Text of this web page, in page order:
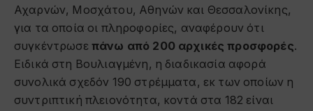
Αχαρνών, Μοσχάτου, Αθηνών και Θεσσαλονίκης,
για τα οποία οι πληροφορίες, αναφέρουν ότι
συγκέντρωσε πάνω από 200 αρχικές προσφορές.
Ειδικά στη Βουλιαγμένη, η διαδικασία αφορά
συνολικά σχεδόν 190 στρέμματα, εκ των οποίων η
συντριπτική πλειονότητα, κοντά στα 182 είναι